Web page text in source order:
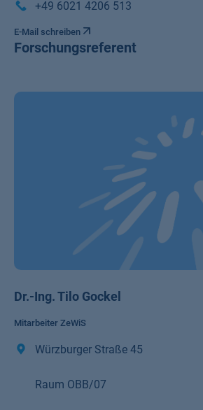
+49 6021 4206 513
E-Mail schreiben
Forschungsreferent
Dr.-Ing. Tilo Gockel
Mitarbeiter ZeWiS
Würzburger Straße 45
Raum OBB/07